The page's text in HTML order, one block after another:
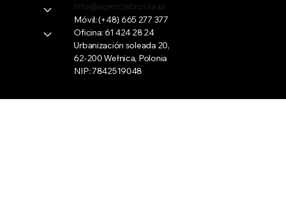
info@agencjabrussa.pl
Móvil:(+48) 665 277 377
Oficina: 61 424 28 24
Urbanización soleada 20,
62-200 Wełnica, Polonia
NIP: 7842519048